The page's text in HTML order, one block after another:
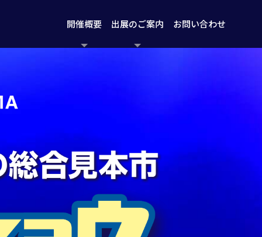
開催概要 出展のご案内 お問い合わせ